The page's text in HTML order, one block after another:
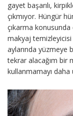
gayet başarılı,
çıkmıyor. Hüngür
çıkarma konusunda
makyaj temizleyicisi
aylarında yüzmeye
tekrar alacağım bir
kullanmamayı